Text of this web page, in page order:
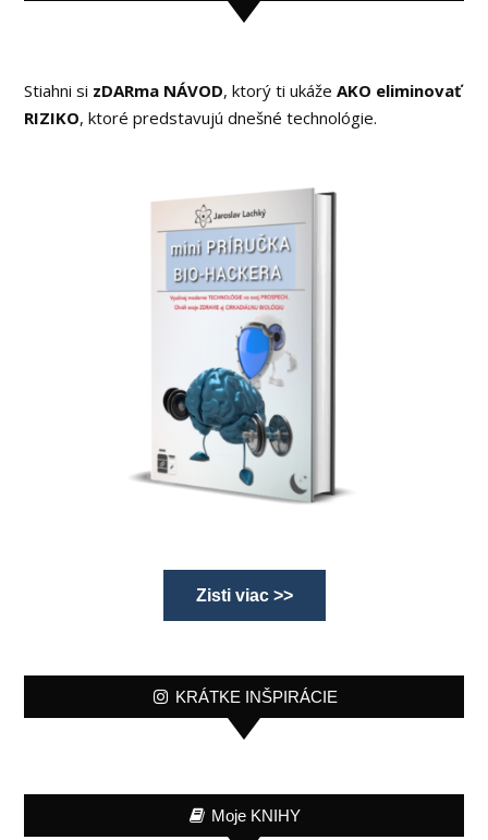
Stiahni si zDARma NÁVOD, ktorý ti ukážeAKO eliminovať
RIZIKO, ktoré predstavujú dnešné technológie.
Zisti viac >>
KRÁTKE INŠPIRÁCIE
Moje KNIHY